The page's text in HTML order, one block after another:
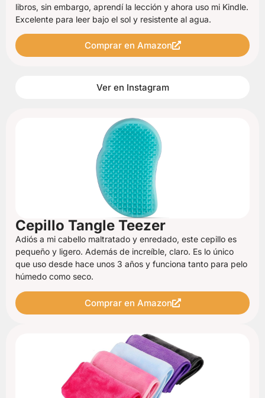
libros, sin embargo, aprendí la lección y ahora uso mi Kindle.
Excelente para leer bajo el sol y resistente al agua.
Comprar en Amazon
Ver en Instagram
Cepillo Tangle Teezer
Adiós a mi cabello maltratado y enredado, este cepillo es
pequeño y ligero. Además de increíble, claro. Es lo único
que uso desde hace unos 3 años y funciona tanto para pelo
húmedo como seco.
Comprar en Amazon